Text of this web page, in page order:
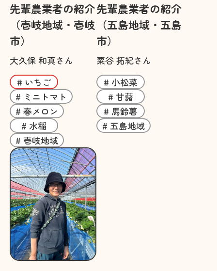
先輩農業者の紹介
（壱岐地域・壱岐
市）
大久保 和真さん
# いちご
# ミニトマト
# 春メロン
# 水稲
# 壱岐地域
先輩農業者の紹介
（五島地域・五島
市）
粟谷 拓紀さん
# 小松菜
# 甘藷
# 馬鈴薯
# 五島地域